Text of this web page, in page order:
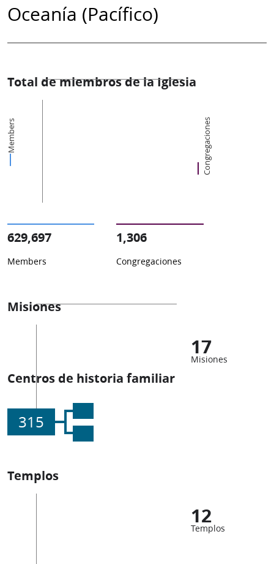
Oceanía (Pacífico)
Total de miembros de la Iglesia
Members Congregaciones
629,697
Members
1,306
Congregaciones
Misiones
17
Misiones
Centros de historia familiar
315
Templos
12
Templos